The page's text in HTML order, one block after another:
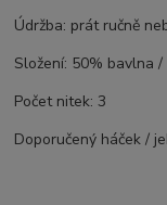
Údržba: prát ručně
Složení: 50% bavlna
Počet nitek: 3
Doporučený háček /